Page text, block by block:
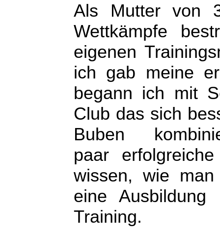
Als Mutter von
Wettkämpfe
eigenen
ich gab meine
begann ich mit
Club das sich
Buben
paar
wissen, wie
eine
Training.